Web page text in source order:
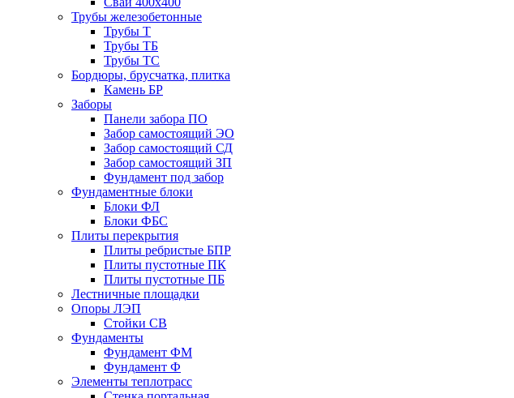
Трубы железобетонные
Трубы Т
Трубы ТБ
Трубы ТС
Бордюры, брусчатка, плитка
Камень БР
Заборы
Панели забора ПО
Забор самостоящий ЭО
Забор самостоящий СД
Забор самостоящий ЗП
Фyндамент под забор
Фундаментные блоки
Блоки ФЛ
Блоки ФБС
Плиты перекрытия
Плиты ребристые БПР
Плиты пустотные ПК
Плиты пустотные ПБ
Лестничные площадки
Опоры ЛЭП
Стойки СВ
Фундаменты
Фyндамент ФМ
Фyндамент Ф
Элементы теплотрасс